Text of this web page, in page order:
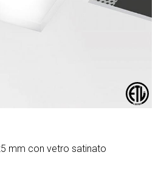
mm con vetro satinato